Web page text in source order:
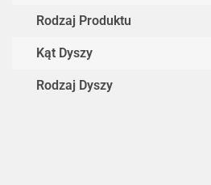
Rodzaj Produktu
Kąt Dyszy
Rodzaj Dyszy